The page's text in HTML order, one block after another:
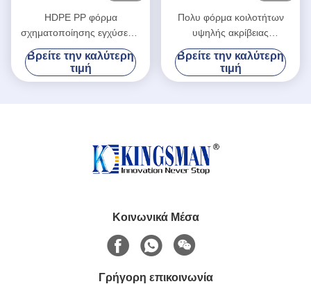
HDPE PP φόρμα
σχηματοποίησης εγχύσεων
προσχηματισμών, πολυ
σχηματοποίηση εγχύσεων
κοιλοτήτων
Βρείτε την καλύτερη
τιμή
Πολυ φόρμα κοιλοτήτων
υψηλής ακρίβειας
πολυσύνθετη για HDPE PP
την έγχυση προσχηματισμών
Βρείτε την καλύτερη
τιμή
Κοινωνικά Μέσα
Γρήγορη επικοινωνία